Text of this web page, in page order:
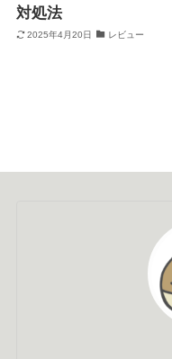
対処法
2025年4月20日 レビュー